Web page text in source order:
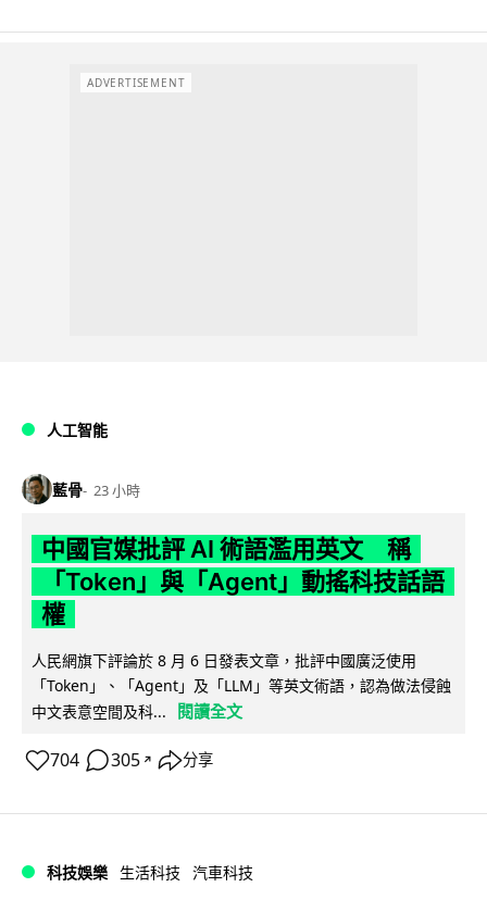
ADVERTISEMENT
人工智能
藍骨 23 小時
中國官媒批評 AI 術語濫用英文 稱
「Token」與「Agent」動搖科技話語
權
人民網旗下評論於 8 月 6 日發表文章，批評中國廣泛使用
「Token」、「Agent」及「LLM」等英文術語，認為做法侵蝕
中文表意空間及科...
閱讀全文
704 305 ↗ 分享
科技娛樂 生活科技 汽車科技